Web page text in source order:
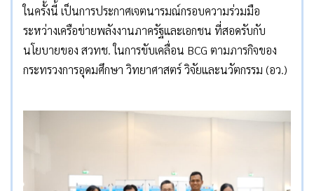
ในครั้งนี้ เป็นการประกาศเจตนารมณ์กรอบความร่วมมือ
ระหว่างเครือข่ายพลังงานภาครัฐและเอกชน ที่สอดรับกับ
นโยบายของ สวทช. ในการขับเคลื่อน BCG ตามภารกิจของ
กระทรวงการอุดมศึกษา วิทยาศาสตร์ วิจัยและนวัตกรรม (อว.)